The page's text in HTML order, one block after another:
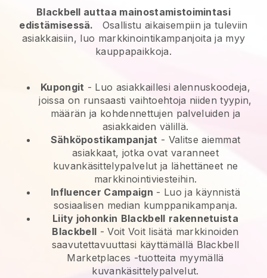
Blackbell auttaa mainostamistoimintasi
edistämisessä.
Osallistu aikaisempiin ja tuleviin
asiakkaisiin, luo markkinointikampanjoita ja myy
kauppapaikkoja.
Kupongit - Luo asiakkaillesi alennuskoodeja,
joissa on runsaasti vaihtoehtoja niiden tyypin,
määrän ja kohdennettujen palveluiden ja
asiakkaiden välillä.
Sähköpostikampanjat - Valitse aiemmat
asiakkaat, jotka ovat varanneet
kuvankäsittelypalvelut ja lähettäneet ne
markkinointiviesteihin.
Influencer Campaign - Luo ja käynnistä
sosiaalisen median kumppanikampanja.
Liity johonkin Blackbell rakennetuista
Blackbell - Voit Voit lisätä markkinoiden
saavutettavuuttasi käyttämällä Blackbell
Marketplaces -tuotteita myymällä
kuvankäsittelypalvelut.